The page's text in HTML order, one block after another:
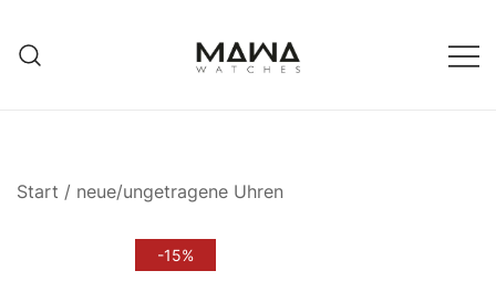
Inhalt
springen
Start / neue/ungetragene Uhren
-15%